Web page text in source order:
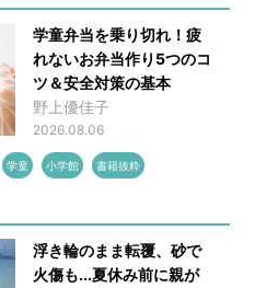
学童弁当を乗り切れ！疲
れないお弁当作り5つのコ
ツ＆安全対策の基本
野上優佳子
2026.08.06
学童 小学館 書籍抜粋
浮き輪のまま転覆、砂で
火傷も...夏休み前に親が